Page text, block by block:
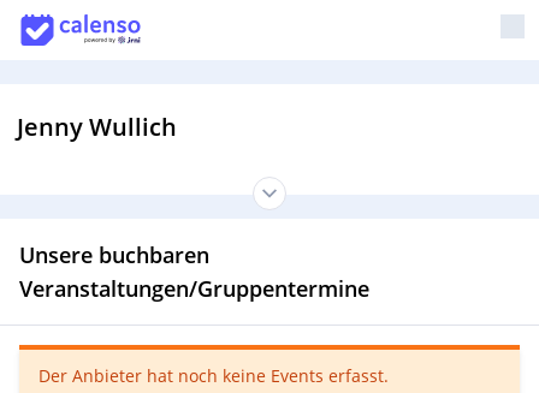
Jenny Wullich
Unsere buchbaren
Veranstaltungen/Gruppentermine
Der Anbieter hat noch keine Events erfasst.